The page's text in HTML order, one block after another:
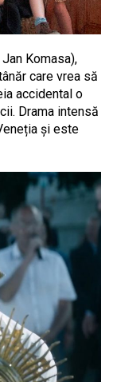
Jan Komasa),
care vrea să
accidental o
Drama intensă
și este